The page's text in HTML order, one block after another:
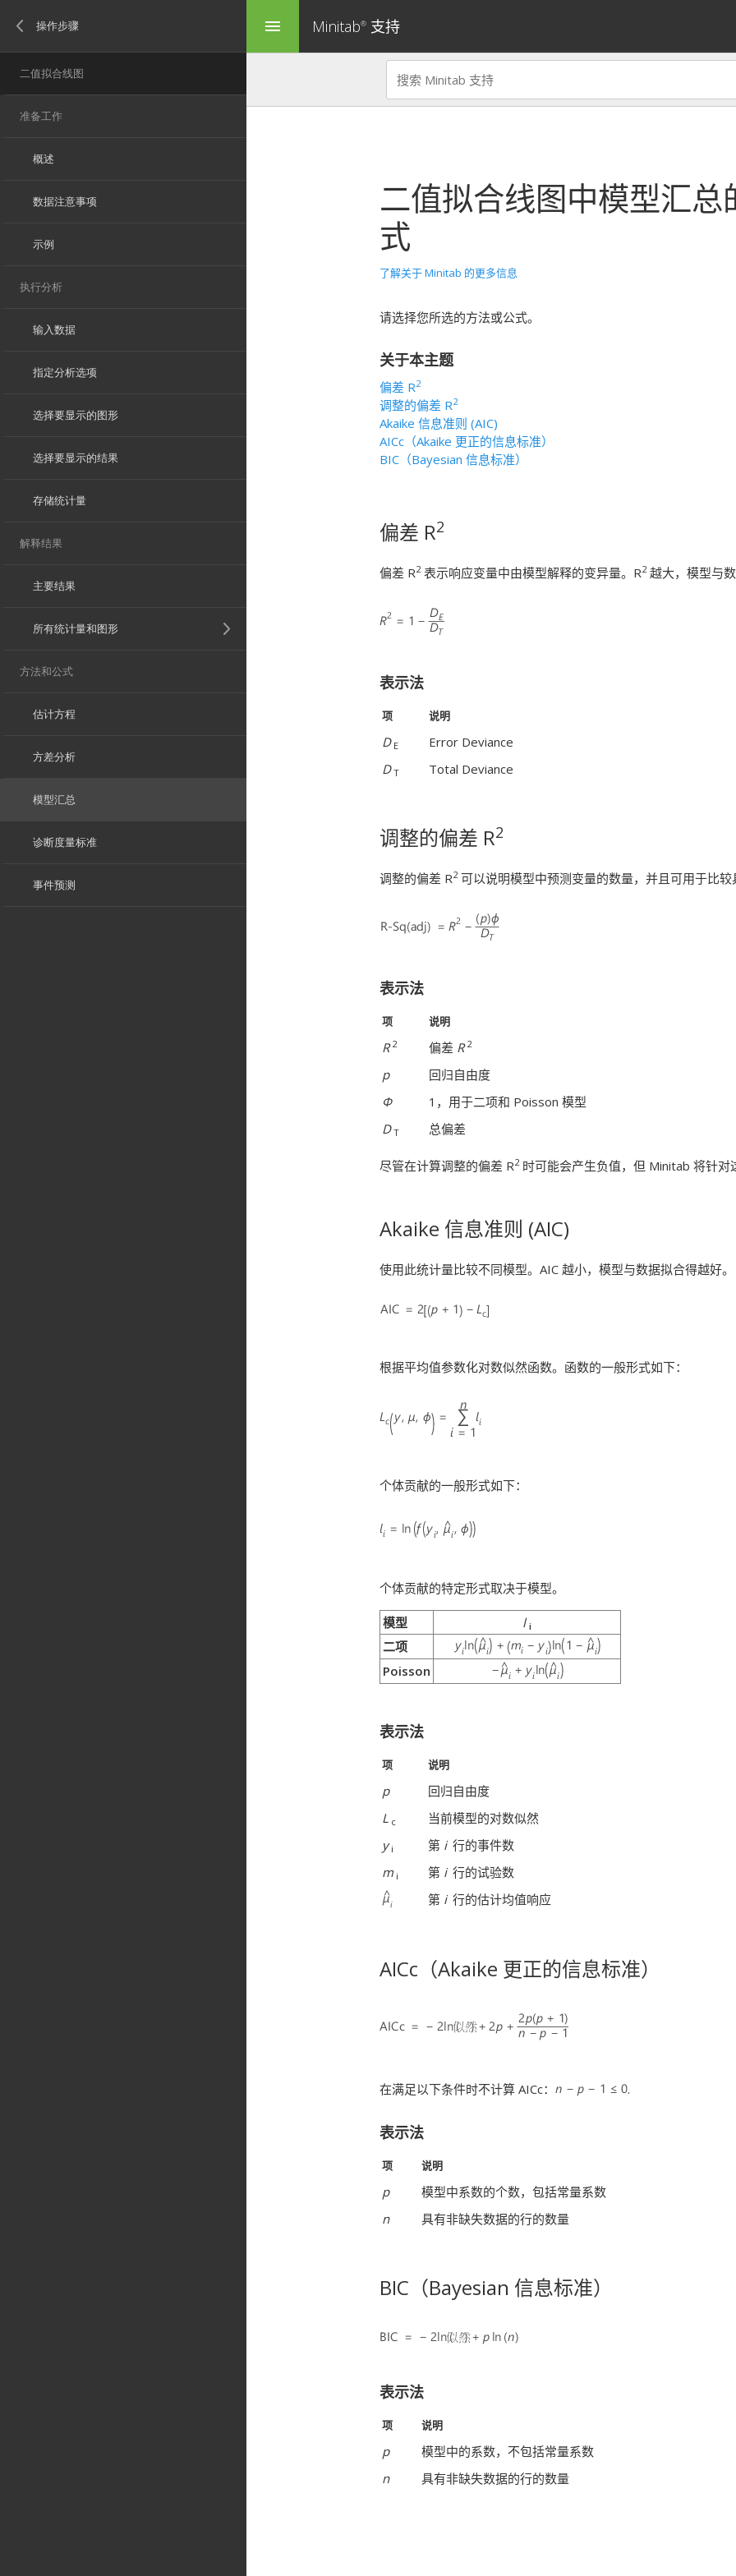
menu Minitab® 支持
二值拟合线图中模型汇总
式
了解关于 Minitab 的更多信息
请选择您所选的方法或公式。
关于本主题
偏差 R2
调整的偏差 R2
Akaike 信息准则 (AIC)
AICc（Akaike 更正的信息标准）
BIC（Bayesian 信息标准）
偏差 R2
偏差 R2表示响应变量中由模型解释的变异量。R2越大，模型与数
表示法
项 说明
D E
Error Deviance
D T Total Deviance
调整的偏差 R2
调整的偏差 R2可以说明模型中预测变量的数量，并且可用于比较
表示法
项 说明
R 2 偏差 R 2
p
回归自由度
Φ
1，用于二项和 Poisson 模型
D T 总偏差
尽管在计算调整的偏差 R2时可能会产生负值，但 Minitab 将针对
Akaike 信息准则 (AIC)
使用此统计量比较不同模型。AIC 越小，模型与数据拟合得越好。
根据平均值参数化对数似然函数。函数的一般形式如下：
个体贡献的一般形式如下：
个体贡献的特定形式取决于模型。
模型 l i
二项
Poisson
表示法
项 说明
p
回归自由度
L c
当前模型的对数似然
y i 第 i 行的事件数
m i 第 i 行的试验数
第 i 行的估计均值响应
AICc（Akaike 更正的信息标准）
在满足以下条件时不计算 AICc： .
表示法
项 说明
p
模型中系数的个数，包括常量系数
n
具有非缺失数据的行的数量
BIC（Bayesian 信息标准）
表示法
项 说明
p
模型中的系数，不包括常量系数
n
具有非缺失数据的行的数量